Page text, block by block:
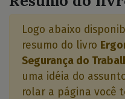
Logo abaixo
resumo do livro
Segurança do
uma idéia do
rolar a página você